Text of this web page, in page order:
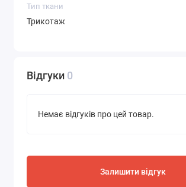
Тип ткани
Трикотаж
Відгуки 0
Немає відгуків про цей товар.
Залишити відгук